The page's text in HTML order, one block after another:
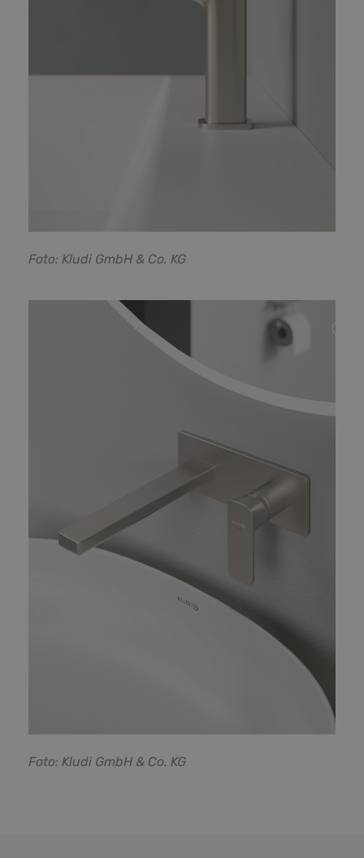
Foto: Kludi GmbH & Co. KG
Foto: Kludi GmbH & Co. KG